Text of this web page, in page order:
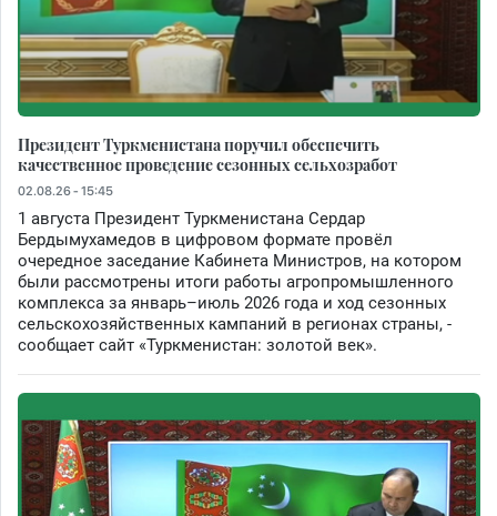
Президент Туркменистана поручил обеспечить
качественное проведение сезонных сельхозработ
02.08.26 - 15:45
1 августа Президент Туркменистана Сердар
Бердымухамедов в цифровом формате провёл
очередное заседание Кабинета Министров, на котором
были рассмотрены итоги работы агропромышленного
комплекса за январь–июль 2026 года и ход сезонных
сельскохозяйственных кампаний в регионах страны, -
сообщает сайт «Туркменистан: золотой век».